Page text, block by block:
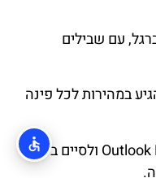
עם שבילים
במהירות לכל פינה
-Outlook Hill ולסיים ב-